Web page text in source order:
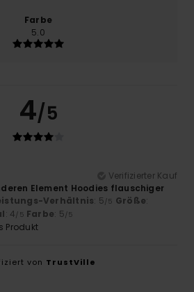
Farbe
5.0
4/5
Verifizierter Kauf
Element Hoodies flauschiger
Verhältnis: 5/5 Größe:
: 4/5 Farbe: 5/5
Produkt
von TrustVille